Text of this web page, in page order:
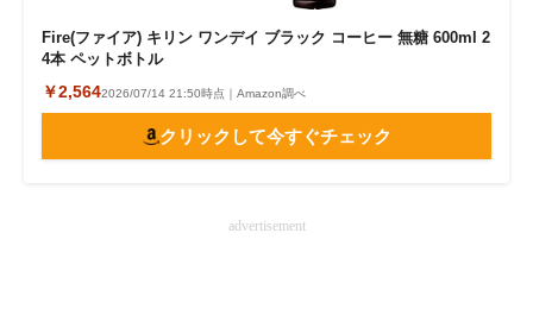
Fire(ファイア) キリン ワンデイ ブラック コーヒー 無糖 600ml 2
4本 ペットボトル
￥2,5642026/07/14 21:50時点｜Amazon調べ
クリックして今すぐチェック
advertisement